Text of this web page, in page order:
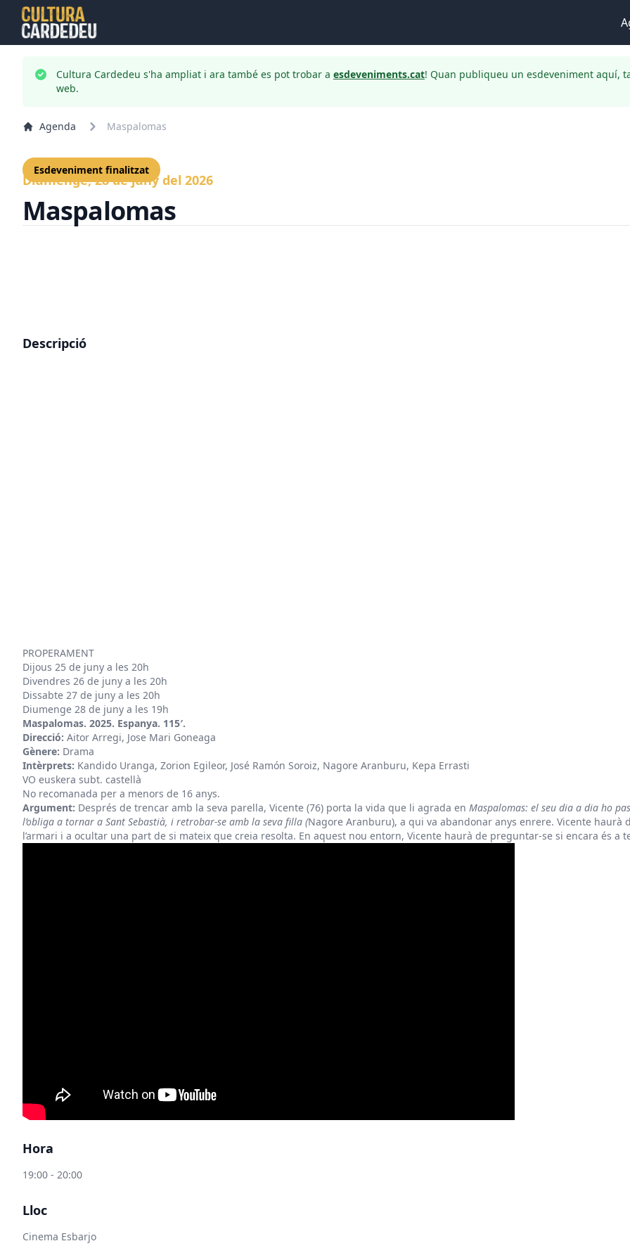
Cultura Cardedeu s'ha ampliat i ara també es pot trobar a esdeveniments.cat! Quan publiqueu un esdeveniment aquí,
web.
Agenda Maspalomas
Esdeveniment finalitzat
Diumenge, 28 de juny del 2026
Maspalomas
Descripció
PROPERAMENT
Dijous 25 de juny a les 20h
Divendres 26 de juny a les 20h
Dissabte 27 de juny a les 20h
Diumenge 28 de juny a les 19h
Maspalomas. 2025. Espanya. 115′.
Direcció: Aitor Arregi, Jose Mari Goneaga
Gènere: Drama
Intèrprets: Kandido Uranga, Zorion Egileor, José Ramón Soroiz, Nagore Aranburu, Kepa Errasti
VO euskera subt. castellà
No recomanada per a menors de 16 anys.
Argument: Després de trencar amb la seva parella, Vicente (76) porta la vida que li agrada en Maspalomas: el seu dia a dia ho
l’obliga a tornar a Sant Sebastià, i retrobar-se amb la seva filla (Nagore Aranburu), a qui va abandonar anys enrere. Vicente
l’armari i a ocultar una part de si mateix que creia resolta. En aquest nou entorn, Vicente haurà de preguntar-se si encara és
Hora
19:00 - 20:00
Lloc
Cinema Esbarjo